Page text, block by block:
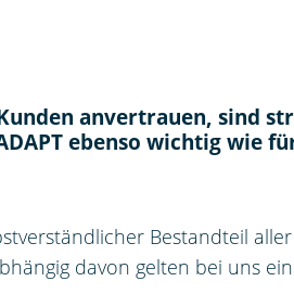
anvertrauen, sind
ebenso wichtig wie
Bestandteil
davon gelten bei uns